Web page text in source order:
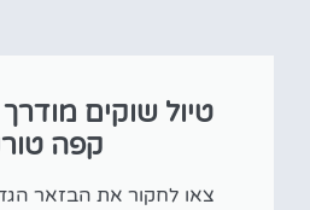
טיול שוקים
קפה
צאו לחקור את הבזאר